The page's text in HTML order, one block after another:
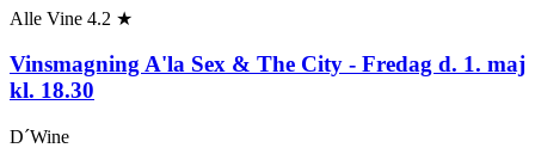
Alle Vine 4.2 ★
Vinsmagning A'la Sex & The City - Fredag d. 1. maj
kl. 18.30
D´Wine